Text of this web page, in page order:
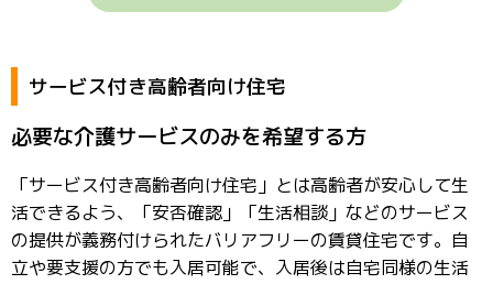
サービス付き高齢者向け住宅
必要な介護サービスのみを希望する方
「サービス付き高齢者向け住宅」とは高齢者が安心して生
活できるよう、「安否確認」「生活相談」などのサービス
の提供が義務付けられたバリアフリーの賃貸住宅です。自
立や要支援の方でも入居可能で、入居後は自宅同様の生活